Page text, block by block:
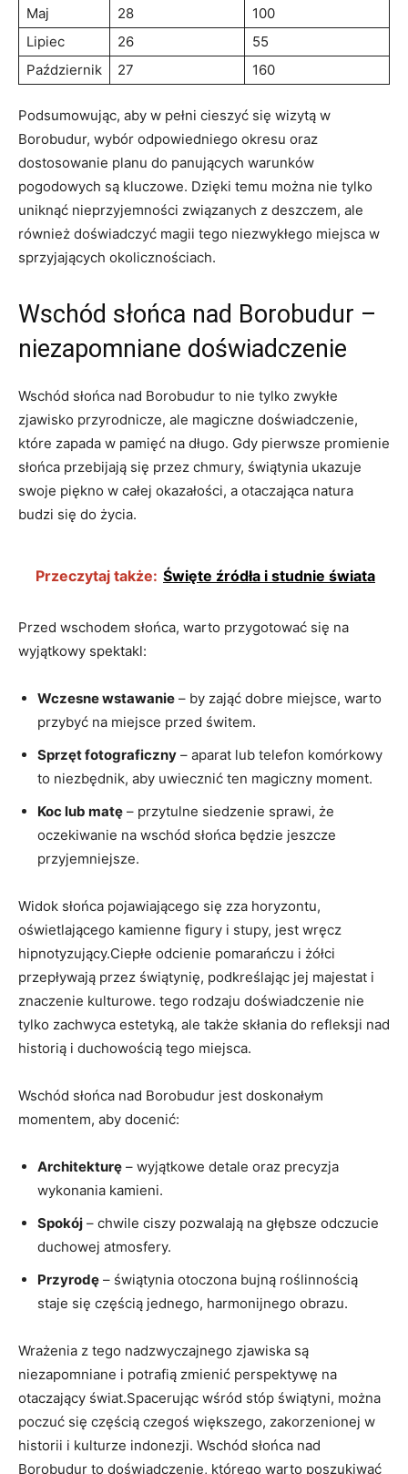
Maj
28
100
Lipiec
26
55
Październik
27 160
Podsumowując, aby w pełni cieszyć się wizytą w
Borobudur, wybór odpowiedniego okresu oraz
dostosowanie planu do panujących warunków
pogodowych są kluczowe. Dzięki temu można nie tylko
uniknąć nieprzyjemności związanych z deszczem, ale
również doświadczyć magii tego niezwykłego miejsca w
sprzyjających okolicznościach.
Wschód słońca nad Borobudur –
niezapomniane doświadczenie
Wschód słońca nad Borobudur to nie tylko zwykłe
zjawisko przyrodnicze, ale magiczne doświadczenie,
które zapada w pamięć na długo. Gdy pierwsze promienie
słońca przebijają się przez chmury, świątynia ukazuje
swoje piękno w całej okazałości, a otaczająca natura
budzi się do życia.
Przeczytaj także: Święte źródła i studnie świata
Przed wschodem słońca, warto przygotować się na
wyjątkowy spektakl:
Wczesne wstawanie – by zająć dobre miejsce, warto
przybyć na miejsce przed świtem.
Sprzęt fotograficzny – aparat lub telefon komórkowy
to niezbędnik, aby uwiecznić ten magiczny moment.
Koc lub matę – przytulne siedzenie sprawi, że
oczekiwanie na wschód słońca będzie jeszcze
przyjemniejsze.
Widok słońca pojawiającego się zza horyzontu,
oświetlającego kamienne figury i stupy, jest wręcz
hipnotyzujący.Ciepłe odcienie pomarańczu i żółci
przepływają przez świątynię, podkreślając jej majestat i
znaczenie kulturowe. tego rodzaju doświadczenie nie
tylko zachwyca estetyką, ale także skłania do refleksji nad
historią i duchowością tego miejsca.
Wschód słońca nad Borobudur jest doskonałym
momentem, aby docenić:
Architekturę – wyjątkowe detale oraz precyzja
wykonania kamieni.
Spokój – chwile ciszy pozwalają na głębsze odczucie
duchowej atmosfery.
Przyrodę – świątynia otoczona bujną roślinnością
staje się częścią jednego, harmonijnego obrazu.
Wrażenia z tego nadzwyczajnego zjawiska są
niezapomniane i potrafią zmienić perspektywę na
otaczający świat.Spacerując wśród stóp świątyni, można
poczuć się częścią czegoś większego, zakorzenionej w
historii i kulturze indonezji. Wschód słońca nad
Borobudur to doświadczenie, którego warto poszukiwać